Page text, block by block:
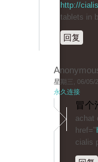
http://
tablets in
回复
星期三, 06/05/
永久连接
冒个
achat
href="
cialis